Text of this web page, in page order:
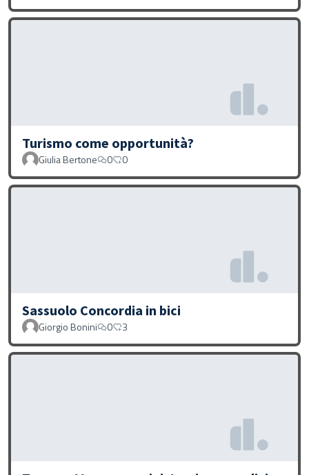
Turismo come opportunità?
Giulia Bertone 0 0
Sassuolo Concordia in bici
Giorgio Bonini 0 3